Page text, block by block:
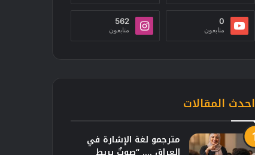
0
متابعون
562
متابعون
احدث المقالات
مترجمو لغة الإشارة في